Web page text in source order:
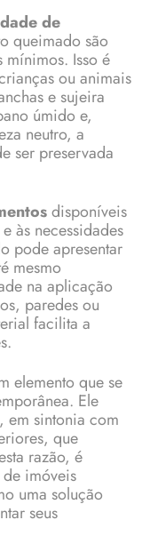
de
queimado são
Isso é
ou animais
e sujeira
úmido e,
neutro, a
ser preservada
disponíveis
às necessidades
pode apresentar
mesmo
na aplicação
paredes ou
facilita a
elemento que se
Ele
em sintonia com
que
razão, é
imóveis
uma solução
seus